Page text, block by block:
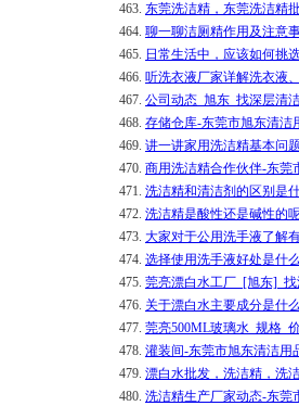
463. 东莞洗洁精，东莞洗洁精
464. 聊一聊洁厕精作用及注意
465. 日常生活中，应该如何挑
466. 听洗衣液厂家详解洗衣液
467. 公司动态_旭东_找深层清
468. 存储仓库-东莞市旭东清洁
469. 讲一讲家用洗洁精基本问
470. 商用洗洁精合作伙伴-东莞
471. 洗洁精和清洁剂的区别是
472. 洗洁精是酸性还是碱性的
473. 大家对于公用洗手液了解
474. 选择使用洗手液好处是什
475. 莞亮漂白水工厂_[旭东]_
476. 关于漂白水主要成分是什
477. 莞亮500ML玻璃水_规格_
478. 灌装间-东莞市旭东清洁用
479. 漂白水批发，洗洁精，洗
480. 洗洁精生产厂家动态-东莞